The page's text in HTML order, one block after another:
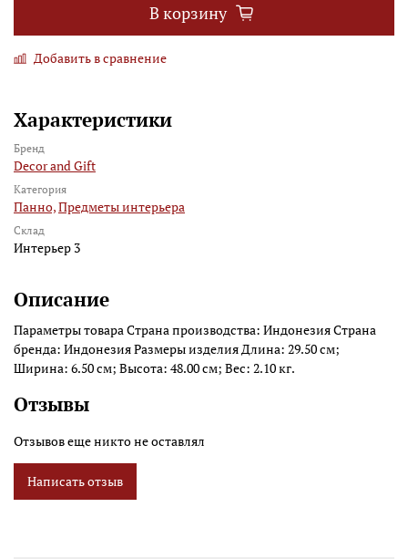
В корзину
Добавить в сравнение
Характеристики
Бренд
Decor and Gift
Категория
Панно,Предметы интерьера
Склад
Интерьер 3
Описание
Параметры товара Страна производства: Индонезия Страна
бренда: Индонезия Размеры изделия Длина: 29.50 см;
Ширина: 6.50 см; Высота: 48.00 см; Вес: 2.10 кг.
Отзывы
Отзывов еще никто не оставлял
Написать отзыв